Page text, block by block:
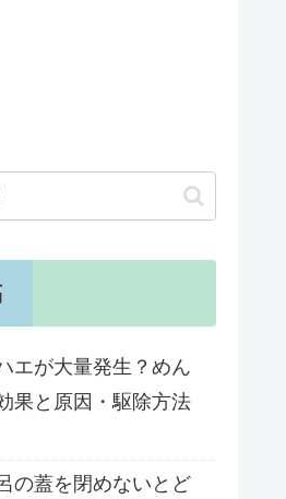
エが大量発生？めん
果と原因・駆除方法
の蓋を閉めないとど